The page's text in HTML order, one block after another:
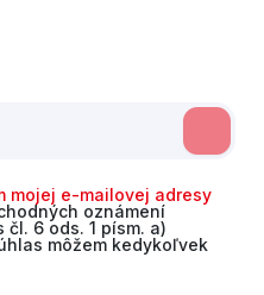
mojej e-mailovej adresy
oznámení
6 ods. 1 písm. a)
môžem kedykoľvek